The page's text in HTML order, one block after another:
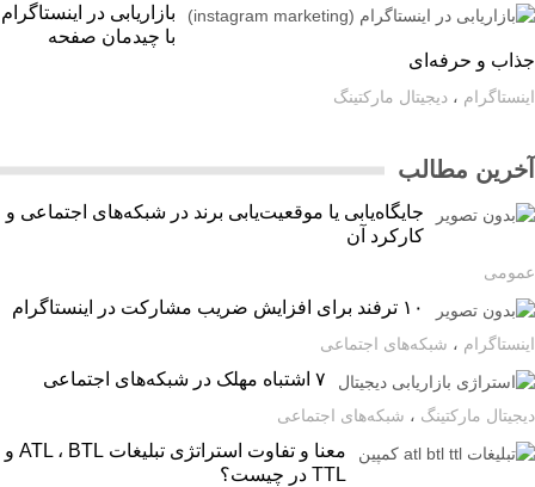
بازاریابی در اینستاگرام
با چیدمان صفحه
و حرفه‌ای
،دیجیتال مارکتینگ
مطالب
جایگاه‌یابی یا موقعیت‌یابی برند در شبکه‌های اجتماعی و
کارکرد آن
۱۰ ترفند برای افزایش ضریب مشارکت در اینستاگرام
،شبکه‌های اجتماعی
مارکتینگ،شبکه‌های اجتماعی
معنا و تفاوت استراتژی تبلیغات ATL ، BTL و
TTL در چیست؟